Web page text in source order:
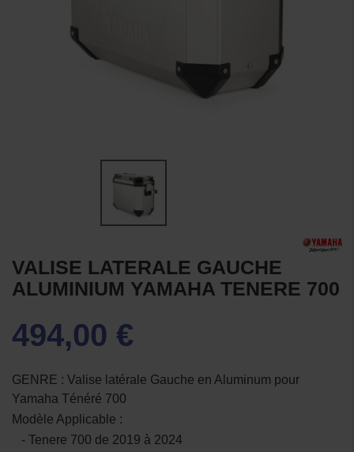
VALISE LATERALE GAUCHE
ALUMINIUM YAMAHA TENERE 700
494,00 €
GENRE : Valise latérale Gauche en Aluminum pour
Yamaha Ténéré 700
Modèle Applicable :
- Tenere 700 de 2019 à 2024